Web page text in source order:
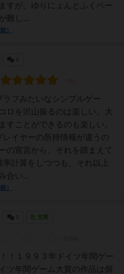
すが、ゆりにょんとふくベー
難し...
）
ラフみたいなシンプルゲー
ロを沢山振るのは楽しい。大
すことができるのも楽しい。
レイヤーの所持情報が違うの
の宣言から、それを踏まえて
計算をしつつも、それ以上
合い...
）
充実
１９９３年ドイツ年間ゲー
ツ年間ゲーム大賞の作品は個